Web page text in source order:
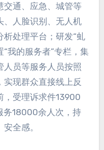
交通、应急、城管等
、人脸识别、无人机
处理平台；研发“虬
我的服务者”专栏，集
人员等服务人员按照
现群众直接线上反
，受理诉求件13900
务18000余人次，持
全感。